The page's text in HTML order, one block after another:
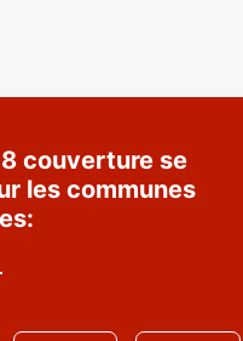
couverture se
les communes